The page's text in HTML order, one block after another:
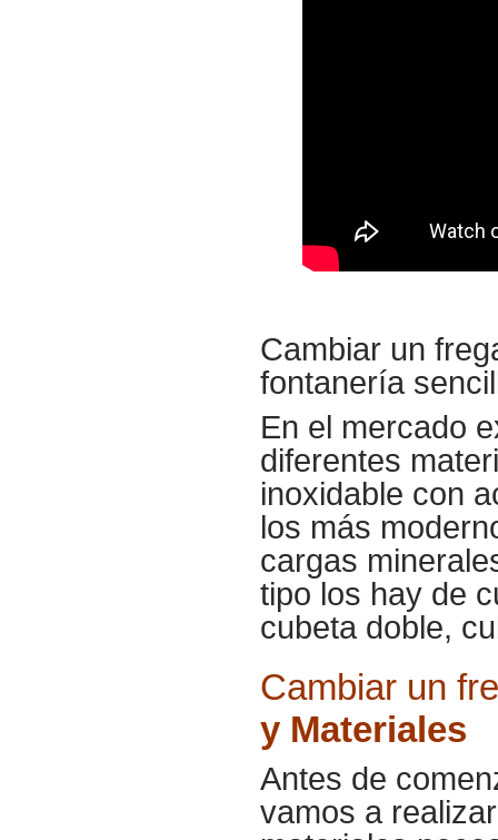
Cambiar un
fontanería
En el mercado
diferentes
inoxidable con
los más
cargas
tipo los hay de
cubeta doble,
Cambiar un
y Materiales
Antes de
vamos a